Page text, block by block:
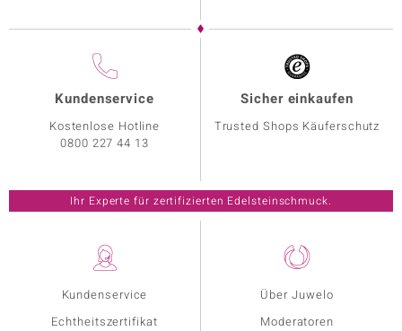
Kundenservice
Echtheitszertifikat
Über Juwelo
Moderatoren
Kundenservice
Kostenlose Hotline
0800 227 44 13
Sicher einkaufen
Trusted Shops Käuferschutz
Ihr Experte für zertifizierten Edelsteinschmuck.